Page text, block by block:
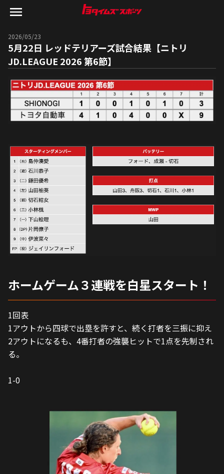
2026/05/23
5月22日 レッドテリアーズ試合結果【ニトリ
JD.LEAGUE 2026 第6節】
ホームゲーム３連戦を白星スタート！
1回表
1アウトから四球で出塁を許すと、続く打者を三振に抑え
2アウトになるも、4番打者の強襲ヒットで1点を先制され
る。
1-0